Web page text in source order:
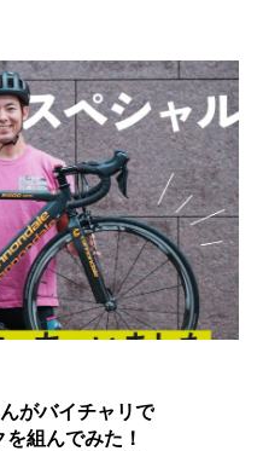
がバイチャリで
組んでみた！